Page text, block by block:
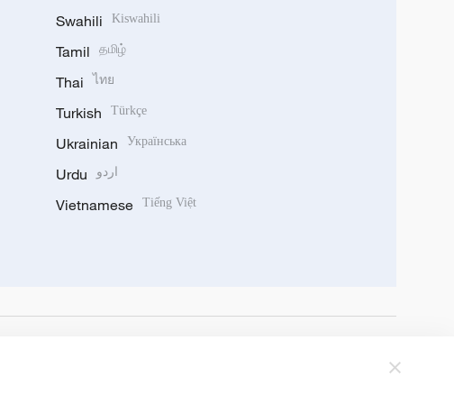
Swahili Kiswahili
Tamil தமிழ்
Thai ไทย
Turkish Türkçe
Ukrainian Українська
Urdu اردو
Vietnamese Tiếng Việt